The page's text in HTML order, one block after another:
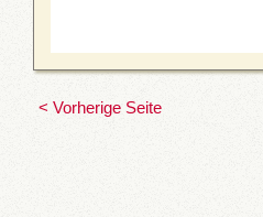
< Vorherige Seite